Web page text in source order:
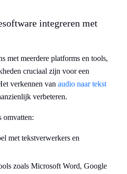
integreren met
met meerdere platforms en tools,
cruciaal zijn voor een
verkennen van audio naar tekst
verbeteren.
omvatten:
met tekstverwerkers en
zoals Microsoft Word, Google